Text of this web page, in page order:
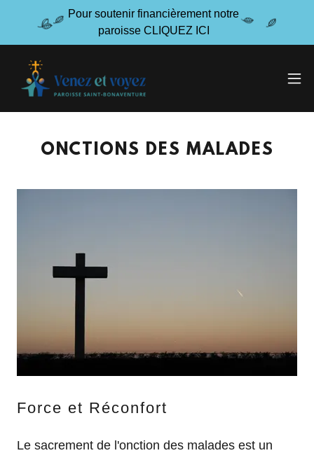
Pour soutenir financièrement notre
paroisse CLIQUEZ ICI
ONCTIONS DES MALADES
Force et Réconfort
Le sacrement de l'onction des malades est un